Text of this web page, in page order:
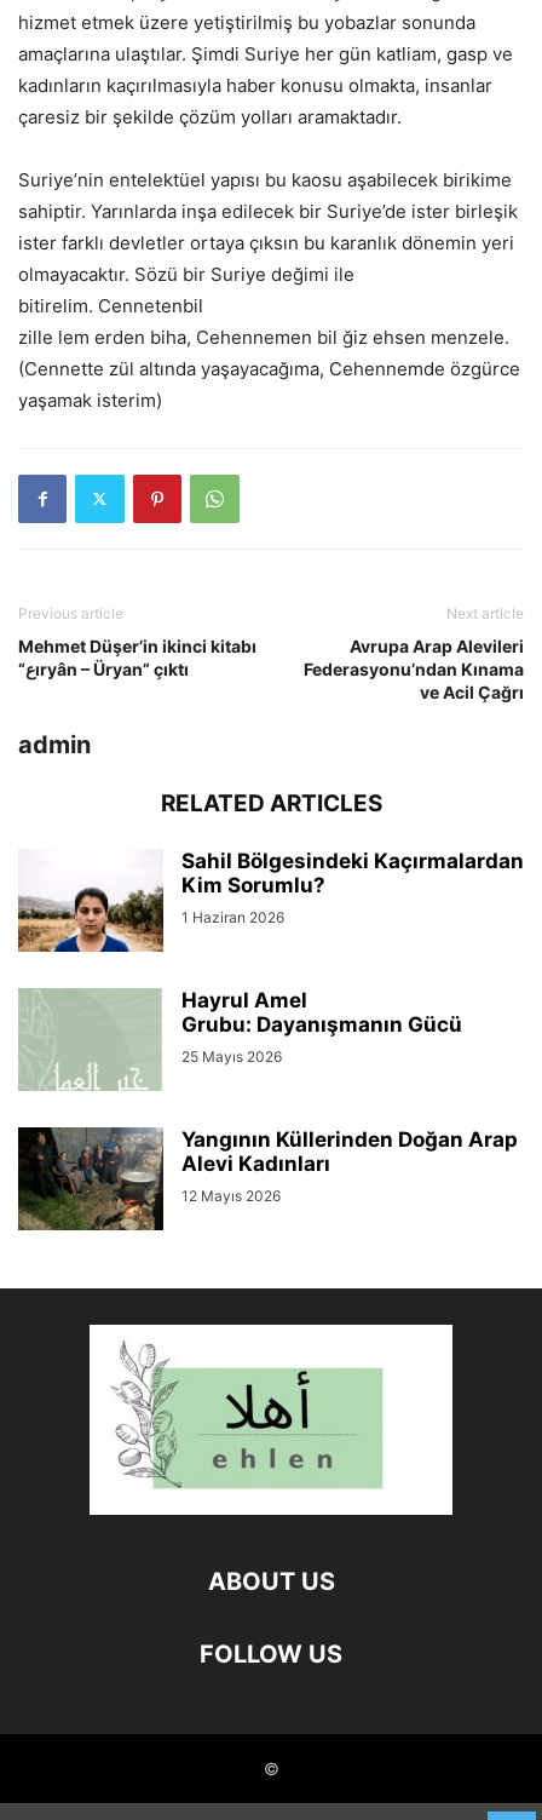
hizmet etmek üzere yetiştirilmiş bu yobazlar sonunda
amaçlarına ulaştılar. Şimdi Suriye her gün katliam, gasp ve
kadınların kaçırılmasıyla haber konusu olmakta, insanlar
çaresiz bir şekilde çözüm yolları aramaktadır.
Suriye’nin entelektüel yapısı bu kaosu aşabilecek birikime
sahiptir. Yarınlarda inşa edilecek bir Suriye’de ister birleşik
ister farklı devletler ortaya çıksın bu karanlık dönemin yeri
olmayacaktır. Sözü bir Suriye değimi ile
bitirelim. Cennetenbil
zille lem erden biha, Cehennemen bil ğiz ehsen menzele.
(Cennette zül altında yaşayacağıma, Cehennemde özgürce
yaşamak isterim)
Previous article
Mehmet Düşer’in ikinci kitabı
“عıryân – Üryan” çıktı
Next article
Avrupa Arap Alevileri
Federasyonu’ndan Kınama
ve Acil Çağrı
admin
RELATED ARTICLES
Sahil Bölgesindeki Kaçırmalardan
Kim Sorumlu?
1 Haziran 2026
Hayrul Amel
Grubu: Dayanışmanın Gücü
25 Mayıs 2026
Yangının Küllerinden Doğan Arap
Alevi Kadınları
12 Mayıs 2026
ABOUT US
FOLLOW US
©